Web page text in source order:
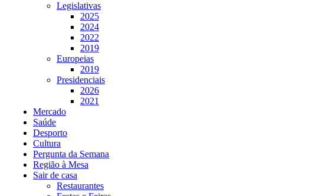
Legislativas
2025
2024
2022
2019
Europeias
2019
Presidenciais
2026
2021
Mercado
Saúde
Desporto
Cultura
Pergunta da Semana
Região à Mesa
Sair de casa
Restaurantes